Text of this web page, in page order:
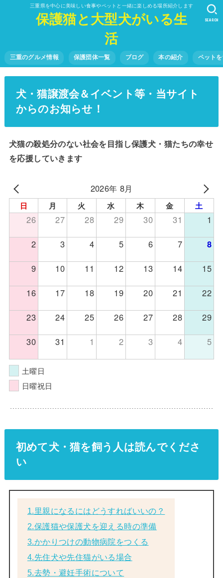
三重県を中心に美味しい食事やペットと一緒に楽しめる場所紹介します
保護猫と大型犬がいる生
活
三重のグルメ情報 保護団体一覧 ブログ 本の紹介 ペット
SEARCH
犬・猫譲渡会＆イベント等・当サイト
からのお知らせ！
犬猫の殺処分のない社会を目指し保護犬・猫たちの幸せ
を応援していきます
2026年 8月
日 月 火 水 木 金 土
26 27 28 29 30 31 1
2 3 4 5 6 7 8
9 10 11 12 13 14 15
16 17 18 19 20 21 22
23 24 25 26 27 28 29
30 31 1 2 3 4 5
土曜日
日曜祝日
初めて犬・猫を飼う人は読んでくださ
い
1.里親になるにはどうすればいいの？
2.保護猫や保護犬を迎える時の準備
3.かかりつけの動物病院をつくる
4.先住犬や先住猫がいる場合
5.去勢・避妊手術について